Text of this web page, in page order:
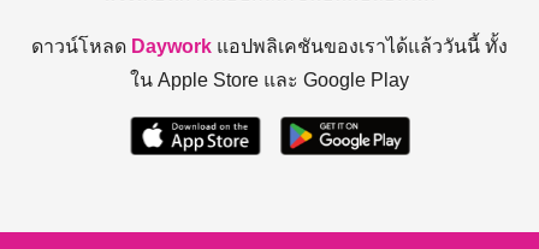
ดาวน์โหลด Daywork แอปพลิเคชันของเราได้แล้ววันนี้ ทั้ง
ใน Apple Store และ Google Play